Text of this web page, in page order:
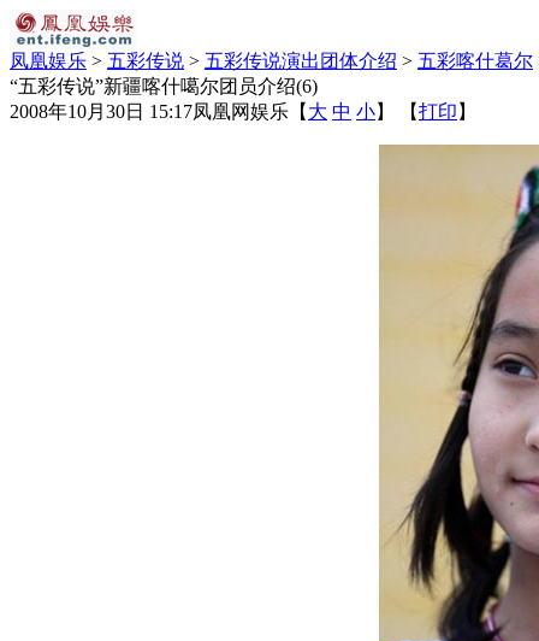
凤凰娱乐 > 五彩传说 > 五彩传说演出团体介绍 > 五彩喀什葛尔
“五彩传说”新疆喀什噶尔团员介绍(6)
2008年10月30日 15:17凤凰网娱乐 【 大 中 小】 【打印 】